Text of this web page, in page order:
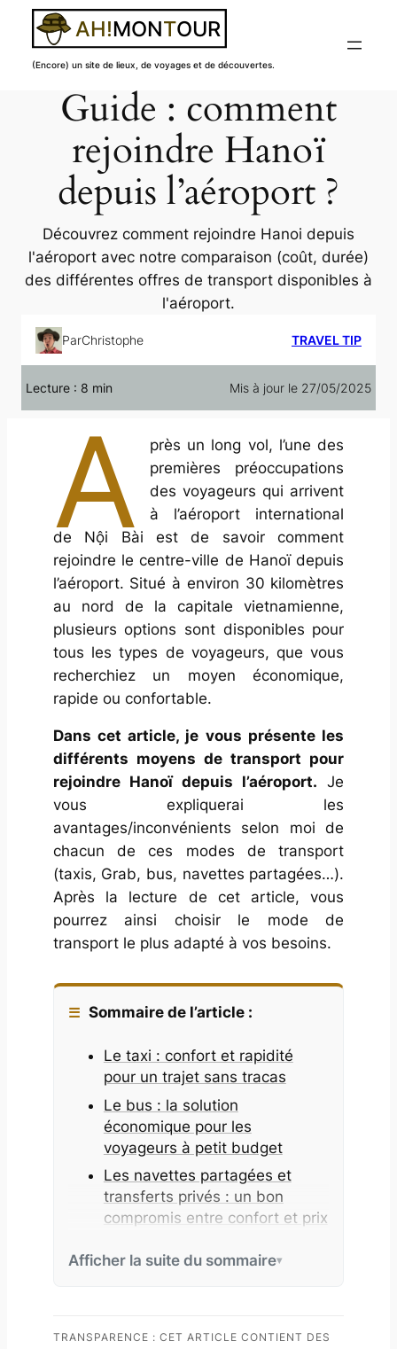
(Encore) un site de lieux, de voyages et de découvertes.
Guide : comment
rejoindre Hanoï
depuis l’aéroport ?
Découvrez comment rejoindre Hanoi depuis
l'aéroport avec notre comparaison (coût, durée)
des différentes offres de transport disponibles à
l'aéroport.
ParChristophe TRAVEL TIP
Lecture : 8 min Mis à jour le 27/05/2025
A
près un long vol, l’une des
premières préoccupations
des voyageurs qui arrivent
à l’aéroport international
de Nội Bài est de savoir comment
rejoindre le centre-ville de Hanoï depuis
l’aéroport. Situé à environ 30 kilomètres
au nord de la capitale vietnamienne,
plusieurs options sont disponibles pour
tous les types de voyageurs, que vous
recherchiez un moyen économique,
rapide ou confortable.
Dans cet article, je vous présente les
différents moyens de transport pour
rejoindre Hanoï depuis l’aéroport. Je
vous expliquerai les
avantages/inconvénients selon moi de
chacun de ces modes de transport
(taxis, Grab, bus, navettes partagées…).
Après la lecture de cet article, vous
pourrez ainsi choisir le mode de
transport le plus adapté à vos besoins.
Sommaire de l’article :
Le taxi : confort et rapidité
pour un trajet sans tracas
Le bus : la solution
économique pour les
voyageurs à petit budget
Les navettes partagées et
transferts privés : un bon
compromis entre confort et prix
première journée à Hanoï ?
l’aéroport ?
Afficher la suite du sommaire
TRANSPARENCE : CET ARTICLE CONTIENT DES